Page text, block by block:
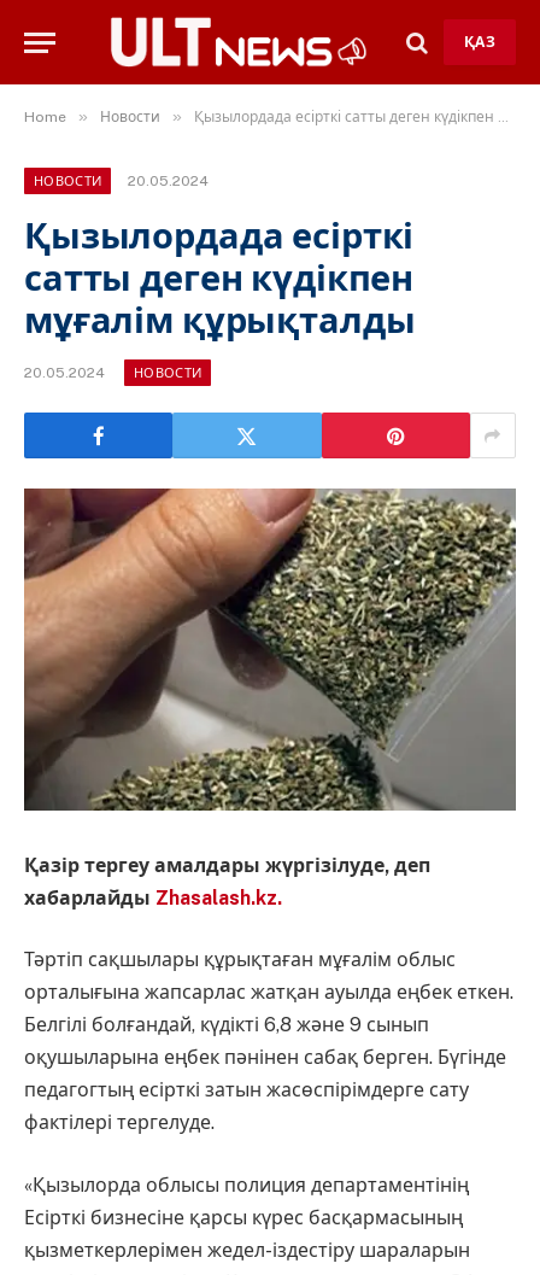
ҚАЗ
Home » Новости » Қызылордада есірткі сатты деген күдікпен мұғалім құрықталды
НОВОСТИ 20.05.2024
Қызылордада есірткі
сатты деген күдікпен
мұғалім құрықталды
20.05.2024 НОВОСТИ
Қазір тергеу амалдары жүргізілуде, деп
хабарлайды Zhasalash.kz.
Тәртіп сақшылары құрықтаған мұғалім облыс
орталығына жапсарлас жатқан ауылда еңбек еткен.
Белгілі болғандай, күдікті 6,8 және 9 сынып
оқушыларына еңбек пәнінен сабақ берген. Бүгінде
педагогтың есірткі затын жасөспірімдерге сату
фактілері тергелуде.
«Қызылорда облысы полиция департаментінің
Есірткі бизнесіне қарсы күрес басқармасының
қызметкерлерімен жедел-іздестіру шараларын